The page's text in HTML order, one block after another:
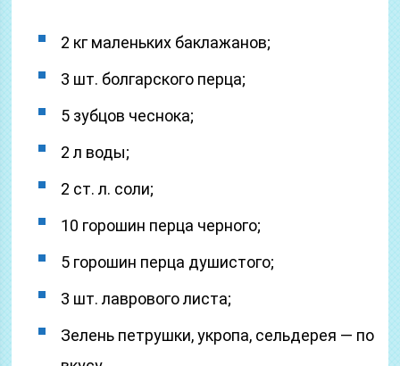
2 кг маленьких баклажанов;
3 шт. болгарского перца;
5 зубцов чеснока;
2 л воды;
2 ст. л. соли;
10 горошин перца черного;
5 горошин перца душистого;
3 шт. лаврового листа;
Зелень петрушки, укропа, сельдерея — по